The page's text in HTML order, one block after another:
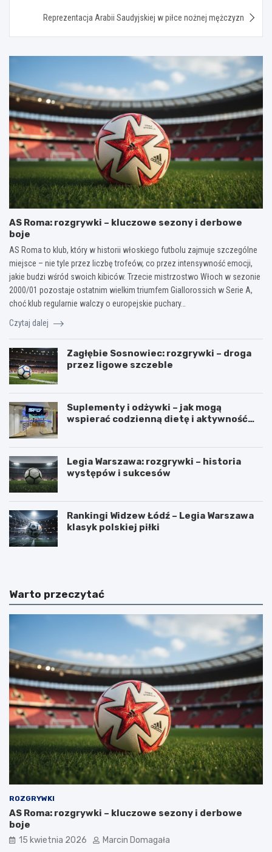
Reprezentacja Arabii Saudyjskiej w piłce nożnej mężczyzn
AS Roma: rozgrywki – kluczowe sezony i derbowe
boje
AS Roma to klub, który w historii włoskiego futbolu zajmuje szczególne
miejsce – nie tyle przez liczbę trofeów, co przez intensywność emocji,
jakie budzi wśród swoich kibiców. Trzecie mistrzostwo Włoch w sezonie
2000/01 pozostaje ostatnim wielkim triumfem Giallorossich w Serie A,
choć klub regularnie walczy o europejskie puchary…
Czytaj dalej
Zagłębie Sosnowiec: rozgrywki – droga
przez ligowe szczeble
Suplementy i odżywki – jak mogą
wspierać codzienną dietę i aktywność
Legia Warszawa: rozgrywki – historia
występów i sukcesów
Rankingi Widzew Łódź – Legia Warszawa
klasyk polskiej piłki
Warto przeczytać
ROZGRYWKI
AS Roma: rozgrywki – kluczowe sezony i derbowe
boje
15 kwietnia 2026 Marcin Domagała